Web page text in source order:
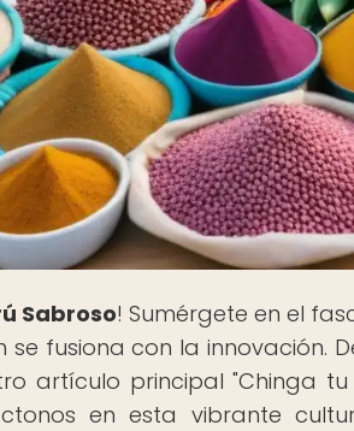
Sabroso! Sumérgete en el
fusiona con la innovación.
artículo principal "Chinga
en esta vibrante